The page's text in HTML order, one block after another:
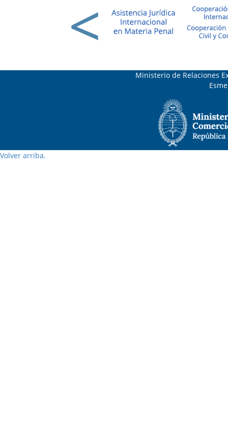
Ministerio de Relaciones
Volver arriba.